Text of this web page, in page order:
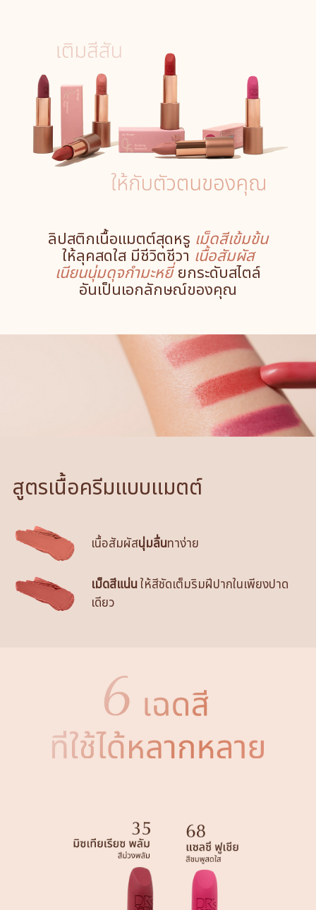
ลิปสติกเนื้อแมตต์สุดหรู เม็ดสีเข้มข้น
ให้ลุคสดใส มีชีวิตชีวา เนื้อสัมผัส
เนียนนุ่มดุจกำมะหยี่ยกระดับสไตล์
อันเป็นเอกลักษณ์ของคุณ
สูตรเนื้อครีมแบบแมตต์
เนื้อสัมผัสนุ่มลื่นทาง่าย
เม็ดสีแน่นให้สีชัดเต็มริมฝีปากในเพียงปาด
เดียว